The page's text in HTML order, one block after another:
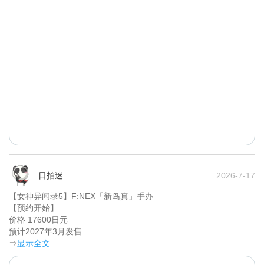
日拍迷 2026-7-17
【女神异闻录5】F:NEX「新岛真」手办
【预约开始】
价格 17600日元
⇒显示全文